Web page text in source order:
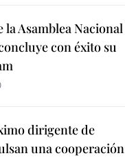
la Asamblea Nacional
con éxito su
dirigente de
una cooperación